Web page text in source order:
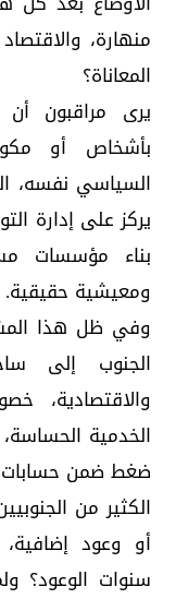
منهارة،
المعاناة؟
يرى مراقبون أن
بأشخاص أو
السياسي نفسه،
يركز على إدارة
بناء مؤسسات
ومعيشية حقيقية.
وفي ظل هذا
الجنوب إلى
والاقتصادية،
الخدمية
ضغط ضمن حسابات
الكثير من
أو وعود
سنوات الوعود؟